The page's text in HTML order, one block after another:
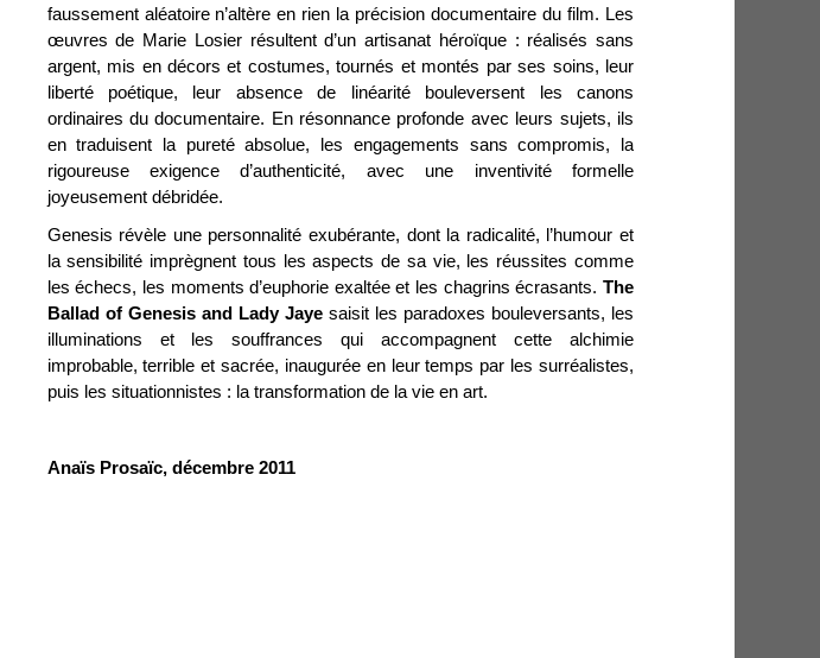
faussement aléatoire n’altère en rien la précision documentaire du film. Les
œuvres de Marie Losier résultent d’un artisanat héroïque : réalisés sans
argent, mis en décors et costumes, tournés et montés par ses soins, leur
liberté poétique, leur absence de linéarité bouleversent les canons
ordinaires du documentaire. En résonnance profonde avec leurs sujets, ils
en traduisent la pureté absolue, les engagements sans compromis, la
rigoureuse exigence d’authenticité, avec une inventivité formelle
joyeusement débridée.
Genesis révèle une personnalité exubérante, dont la radicalité, l’humour et
la sensibilité imprègnent tous les aspects de sa vie, les réussites comme
les échecs, les moments d’euphorie exaltée et les chagrins écrasants. The
Ballad of Genesis and Lady Jayesaisit les paradoxes bouleversants, les
illuminations et les souffrances qui accompagnent cette alchimie
improbable, terrible et sacrée, inaugurée en leur temps par les surréalistes,
puis les situationnistes : la transformation de la vie en art.
Anaïs Prosaïc, décembre 2011